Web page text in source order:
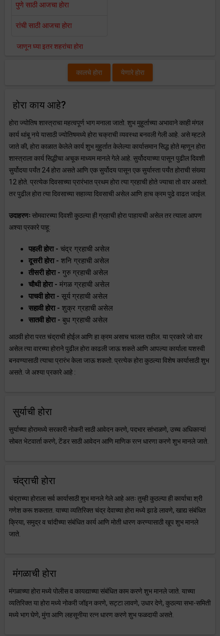
पुणे साठी आजचा होरा
रांची साठी आजचा होरा
जाणून घ्या इतर शहरांचा होरा
कालचे होरा येणारे होरा
होरा काय आहे?
होरा ज्योतिष शास्त्राचा महत्वपूर्ण भाग मनाला जातो. शुभ मुहूर्ताच्या अभावाने काही मंगल
कार्य थांबू नये यासाठी ज्योतिषमध्ये होरा चक्राची व्यवस्था बनवली गेली आहे. असे म्हटले
जाते की, होरा काळात केलेले कार्य शुभ मुहुर्तात केलेल्या कार्यासमान सिद्ध होते म्हणून होरा
शास्त्राला कार्य सिद्धीचा अचूक माध्यम मानले गेले आहे. सुर्योदयाच्या पासून पुढील दिवशी
सुर्योदया पर्यंत 24 होरा असते आणि एक सुर्योदय पासून एक सुर्यास्ता पर्यंत होराची संख्या
12 होते. प्रत्येक दिवसाच्या प्रारंभात प्रथम होरा त्या ग्रहाची होते ज्याचा तो वार असतो.
तर पुढील होरा त्या दिवसाच्या सहाव्या दिवसाची असेल आणि हाच क्रम पुढे वाढत जाईल.
उदाहरणःसोमवारच्या दिवशी कुठल्या ही ग्रहाची होरा पाहायची असेल तर त्याला आपण
अश्या प्रकारे पाहू:
पहली होरा - चंद्र ग्रहाची असेल
दूसरी होरा - शनि ग्रहाची असेल
तीसरी होरा - गुरु ग्रहाची असेल
चौथी होरा - मंगळ ग्रहाची असेल
पाचवी होरा - सूर्य ग्रहाची असेल
सहावी होरा - शुक्र ग्रहाची असेल
सातवी होरा - बुध ग्रहाची असेल
आठवी होरा परत चंद्राची होईल आणि हा क्रम असाच चालत राहील. या प्रकारे जो वार
असेल त्या वारच्या होराने पुढील होरा काढली जाऊ शकते आणि आपल्या कार्याला यशस्वी
बनवण्यासाठी त्याचा प्रारंभ केला जाऊ शकतो. प्रत्येक होरा कुठल्या विशेष कार्यासाठी शुभ
असते. जे अश्या प्रकारे आहे :
सुर्याची होरा
सुर्याच्या होरामध्ये सरकारी नोकरी साठी आवेदन करणे, पदभार सांभाळणे, उच्च अधिकाऱ्यां
सोबत भेटवार्ता करणे, टेंडर साठी आवेदन आणि माणिक रत्न धारणा करणे शुभ मानले जाते.
चंद्राची होरा
चंद्राच्या होराला सर्व कार्यासाठी शुभ मानले गेले आहे अतः तुम्ही कुठल्या ही कार्याचा श्री
गणेश करू शकतात. याच्या व्यतिरिक्त चंद्र देवाच्या होरा मध्ये झाडे लावणे, खाद्य संबंधित
क्रिया, समुद्र व चांदीच्या संबंधित कार्य आणि मोती धारण करण्यासाठी खूप शुभ मानले
जाते.
मंगळाची होरा
मंगळाच्या होरा मध्ये पोलीस व कायद्याच्या संबंधित काम करणे शुभ मानले जाते. याच्या
व्यतिरिक्त या होरा मध्ये नोकरी जॉइन करणे, सट्टा लावणे, उधार देणे, कुठल्या सभा-समिती
मध्ये भाग घेणे, मुंगा आणि लहसूनीया रत्न धारण करणे शुभ फळदायी असते.